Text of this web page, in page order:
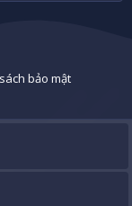
bảo mật